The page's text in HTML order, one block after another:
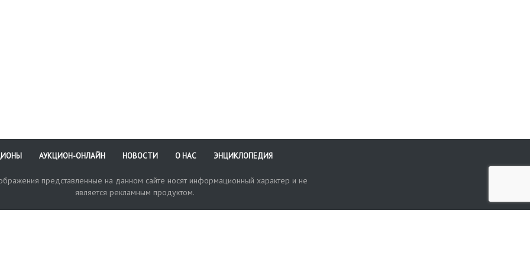
АУКЦИОН-ОНЛАЙН НОВОСТИ О НАС ЭНЦИКЛОПЕДИЯ
представленные на данном сайте носят информационный характер и не
является рекламным продуктом.